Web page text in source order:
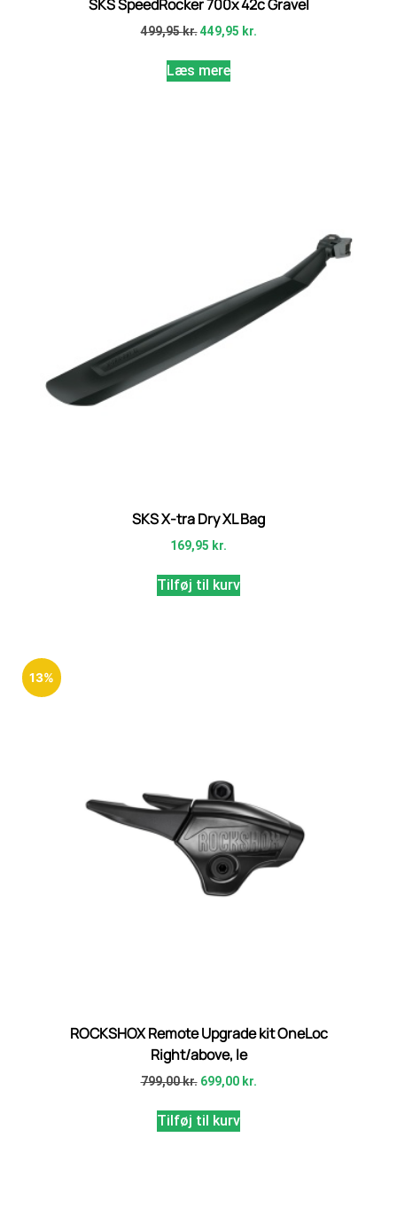
SKS SpeedRocker 700x 42c Gravel
499,95kr. 449,95 kr.
Læs mere
SKS X-tra Dry XL Bag
169,95 kr.
Tilføj til kurv
13%
ROCKSHOX Remote Upgrade kit OneLoc
Right/above, le
799,00kr. 699,00 kr.
Tilføj til kurv